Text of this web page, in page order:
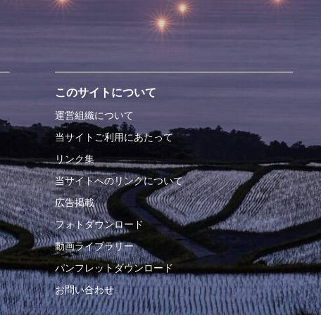
このサイトについて
運営組織について
当サイトご利用にあたって
リンク集
当サイトへのリンクについて
広告掲載
フォトダウンロード
動画ライブラリー
パンフレットダウンロード
お問い合わせ